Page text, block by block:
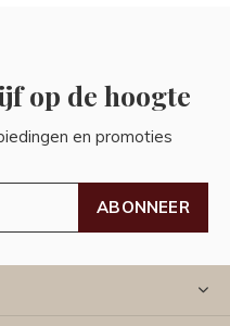
op de hoogte
en promoties
ABONNEER